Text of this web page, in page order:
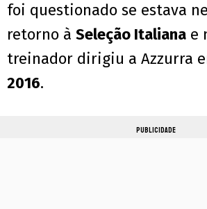
foi questionado se estava
retorno à Seleção Italiana e
treinador dirigiu a Azzurra
2016.
PUBLICIDADE